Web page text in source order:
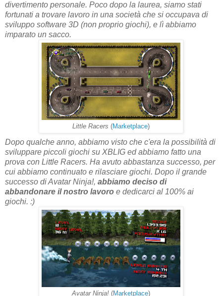
divertimento personale. Poco dopo la laurea, siamo stati
fortunati a trovare lavoro in una società che si occupava di
sviluppo software 3D (non proprio giochi), e lì abbiamo
imparato un sacco.
Little Racers (Marketplace)
Dopo qualche anno, abbiamo visto che c'era la possibilità di
sviluppare piccoli giochi su XBLIG ed abbiamo fatto una
prova con Little Racers. Ha avuto abbastanza successo, per
cui abbiamo continuato e rilasciare giochi. Dopo il grande
successo di Avatar Ninja!, abbiamo deciso di
abbandonare il nostro lavoro e dedicarci al 100% ai
giochi. :)
Avatar Ninja! (Marketplace)